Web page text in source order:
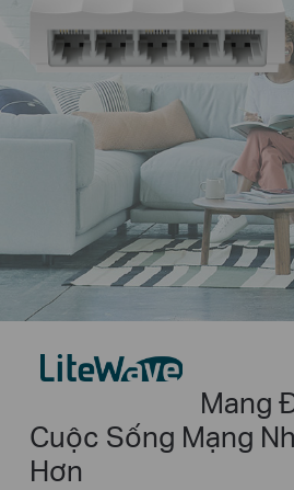
Hãy Để
Mang
Cuộc Sống Mạng
Hơn